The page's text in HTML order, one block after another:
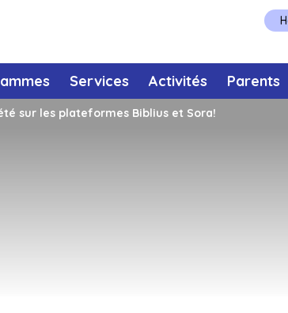
Services Activités Parents
sur les plateformes Biblius et Sora!